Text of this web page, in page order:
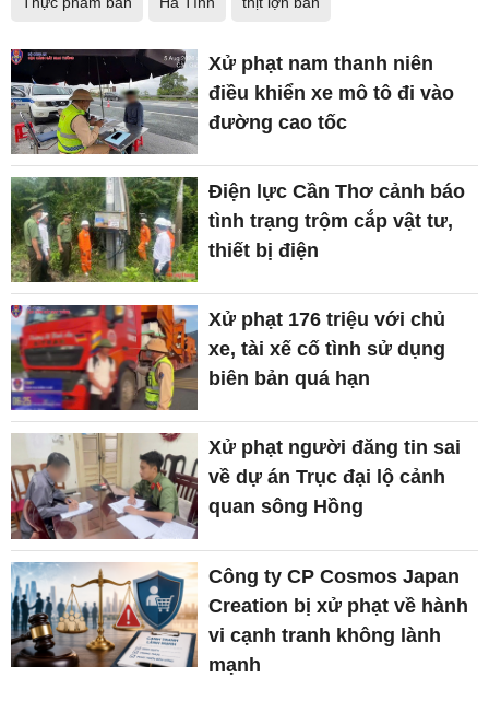
Xử phạt nam thanh niên
điều khiển xe mô tô đi vào
đường cao tốc
Điện lực Cần Thơ cảnh báo
tình trạng trộm cắp vật tư,
thiết bị điện
Xử phạt 176 triệu với chủ
xe, tài xế cố tình sử dụng
biên bản quá hạn
Xử phạt người đăng tin sai
về dự án Trục đại lộ cảnh
quan sông Hồng
Công ty CP Cosmos Japan
Creation bị xử phạt về hành
vi cạnh tranh không lành
mạnh